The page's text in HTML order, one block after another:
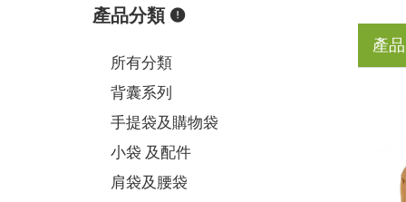
產品
產品分類
所有分類
背囊系列
手提袋及購物袋
小袋 及配件
肩袋及腰袋